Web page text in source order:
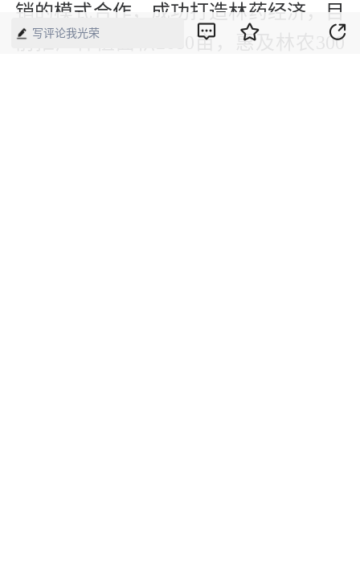
销的模式合作，成功打造林药经济，目
前推广种植面积2680亩，惠及林农300
写评论我光荣